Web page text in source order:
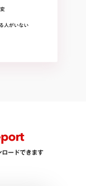
ードできます